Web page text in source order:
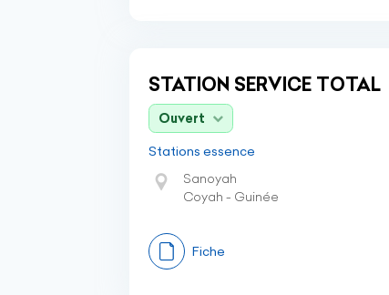
STATION SERVICE TOTAL
Ouvert
Stations essence
Sanoyah
Coyah - Guinée
Fiche